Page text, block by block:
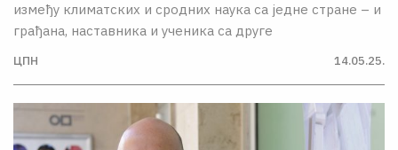
између климатских и сродних наука са једне стране – и
грађана, наставника и ученика са друге
ЦПН 14.05.25.